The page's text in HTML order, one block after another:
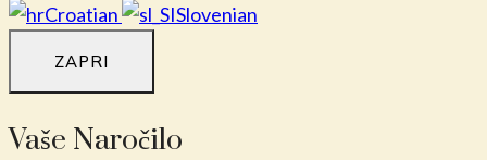
Croatian
Slovenian
ZAPRI
Vaše Naročilo